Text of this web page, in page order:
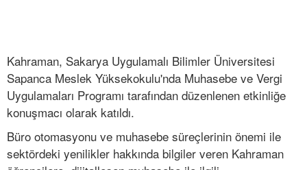
Kahraman, Sakarya Uygulamalı Bilimler Üniversitesi
Sapanca Meslek Yüksekokulu'nda Muhasebe ve Vergi
Uygulamaları Programı tarafından düzenlenen etkinliğe
konuşmacı olarak katıldı.
Büro otomasyonu ve muhasebe süreçlerinin önemi ile
sektördeki yenilikler hakkında bilgiler veren Kahraman